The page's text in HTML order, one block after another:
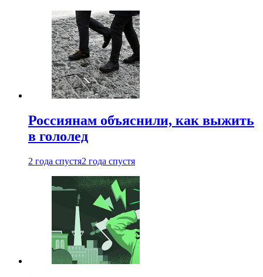
Россиянам объяснили, как выжить
в гололед
2 года спустя2 года спустя